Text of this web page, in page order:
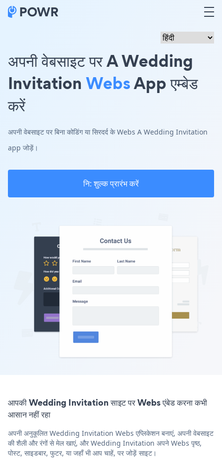
अपनी वेबसाइट पर A Wedding
InvitationWebsApp एम्बेड
करें
अपनी वेबसाइट पर बिना कोडिंग या सिरदर्द के Webs A Wedding Invitation
app जोड़ें।
नि: शुल्क प्रारंभ करें
आपकी Wedding Invitation साइट पर Webs एंबेड करना कभी
आसान नहीं रहा
अपनी अनुकूलित Wedding Invitation Webs एप्लिकेशन बनाएं, अपनी वेबसाइट
की शैली और रंगों से मेल खाएं, और Wedding Invitation अपने Webs पृष्ठ,
पोस्ट, साइडबार, फुटर, या जहाँ भी आप चाहें, पर जोड़ें साइट।